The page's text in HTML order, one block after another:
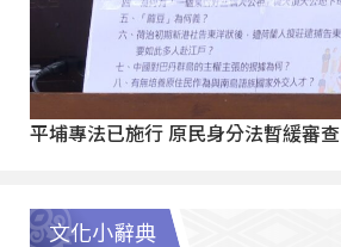
平埔專法已施行 原民身分法暫緩審查
文化小辭典